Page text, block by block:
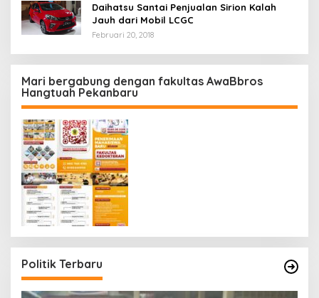
Daihatsu Santai Penjualan Sirion Kalah
Jauh dari Mobil LCGC
Februari 20, 2018
Mari bergabung dengan fakultas AwaBbros
Hangtuah Pekanbaru
Politik Terbaru